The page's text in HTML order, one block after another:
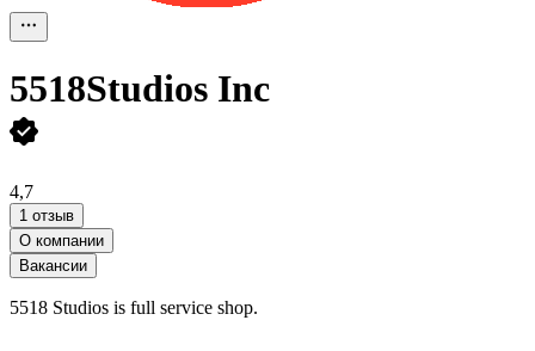
5518Studios Inc
4,7
1 отзыв
О компании
Вакансии
5518 Studios is full service shop.